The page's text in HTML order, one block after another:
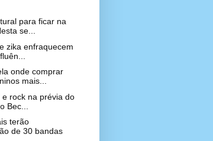
para ficar na
se...
zika enfraquecem
onde comprar
mais...
rock na prévia do
Bec...
terão
de 30 bandas